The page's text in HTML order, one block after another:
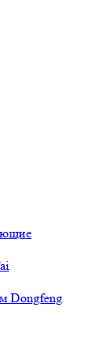
Dongfeng